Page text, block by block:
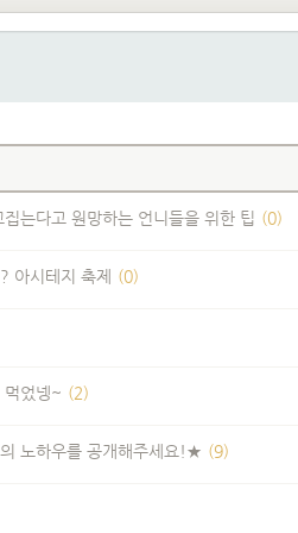
는다고 원망하는 언니들을 위한 팁 (0)
아시테지 축제 (0)
먹었넹~ (2)
노하우를 공개해주세요!★ (9)